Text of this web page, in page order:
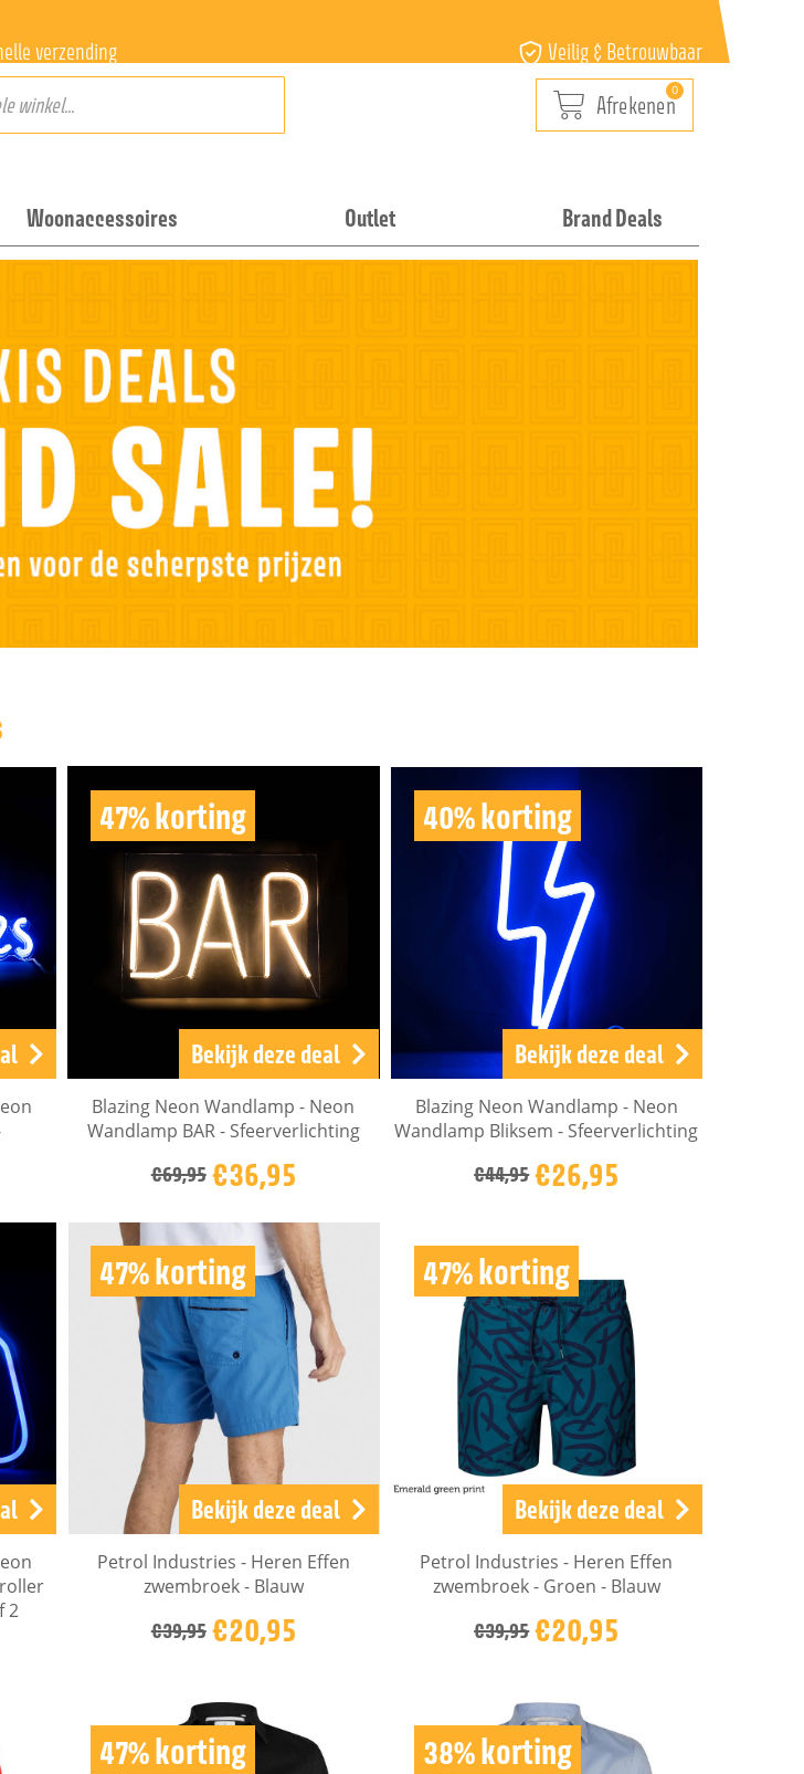
verzending Veilig & Betrouwbaar
Woonaccessoires Outlet Brand Deals
47% korting
Bekijk deze deal
Blazing Neon Wandlamp - Neon
Wandlamp BAR - Sfeerverlichting
€69,95 €36,95
40% korting
Bekijk deze deal
Blazing Neon Wandlamp - Neon
Wandlamp Bliksem - Sfeerverlichting
€44,95€26,95
2
47% korting
Bekijk deze deal
Petrol Industries - Heren Effen
zwembroek - Blauw
€39,95 €20,95
47% korting
Bekijk deze deal
Petrol Industries - Heren Effen
zwembroek - Groen - Blauw
€39,95€20,95
47% korting 38% korting